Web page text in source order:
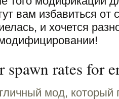
вам избавиться от
и хочется
rates for
мод, который